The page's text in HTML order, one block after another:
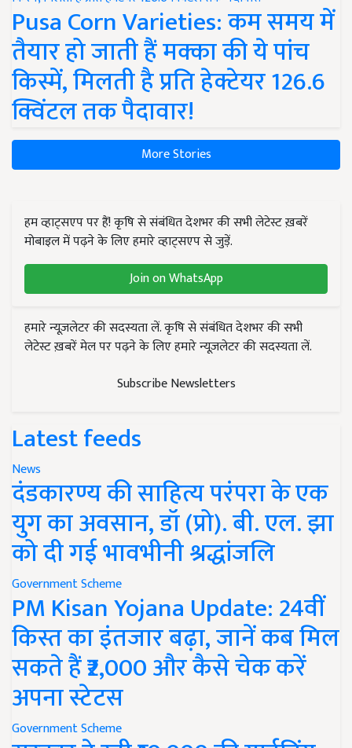
Pusa Corn Varieties: कम समय में
तैयार हो जाती हैं मक्का की ये पांच
किस्में, मिलती है प्रति हेक्टेयर 126.6
क्विंटल तक पैदावार!
More Stories
हम व्हाट्सएप पर हैं! कृषि से संबंधित देशभर की सभी लेटेस्ट ख़बरें
मोबाइल में पढ़ने के लिए हमारे व्हाट्सएप से जुड़ें.
Join on WhatsApp
हमारे न्यूज़लेटर की सदस्यता लें. कृषि से संबंधित देशभर की सभी
लेटेस्ट ख़बरें मेल पर पढ़ने के लिए हमारे न्यूज़लेटर की सदस्यता लें.
Subscribe Newsletters
Latest feeds
News
दंडकारण्य की साहित्य परंपरा के एक
युग का अवसान, डॉ (प्रो). बी. एल. झा
को दी गई भावभीनी श्रद्धांजलि
Government Scheme
PM Kisan Yojana Update: 24वीं
किस्त का इंतजार बढ़ा, जानें कब मिल
सकते हैं ₹2,000 और कैसे चेक करें
अपना स्टेटस
Government Scheme